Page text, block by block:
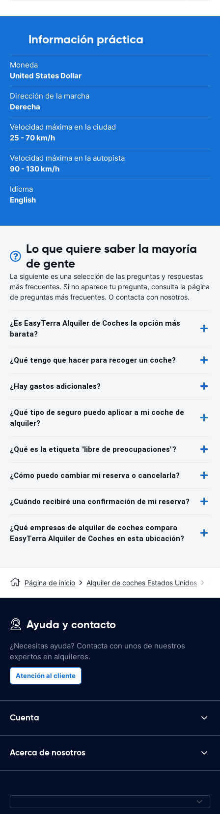
Información práctica
Moneda
United States Dollar
Dirección de la marcha
Derecha
Velocidad máxima en la ciudad
25 - 70 km/h
Velocidad máxima en la autopista
90 - 130 km/h
Idioma
English
Lo que quiere saber la mayoría
de gente
La siguiente es una selección de las preguntas y respuestas
más frecuentes. Si no aparece tu pregunta, consulta la página
de preguntas más frecuentes. O contacta con nosotros.
¿Es EasyTerra Alquiler de Coches la opción más
barata?
¿Qué tengo que hacer para recoger un coche?
¿Hay gastos adicionales?
¿Qué tipo de seguro puedo aplicar a mi coche de
alquiler?
¿Qué es la etiqueta "libre de preocupaciones"?
¿Cómo puedo cambiar mi reserva o cancelarla?
¿Cuándo recibiré una confirmación de mi reserva?
¿Qué empresas de alquiler de coches compara
EasyTerra Alquiler de Coches en esta ubicación?
Página de inicio Alquiler de coches Estados Unidos
Ayuda y contacto
¿Necesitas ayuda? Contacta con unos de nuestros
expertos en alquileres.
Atención al cliente
Cuenta
Acerca de nosotros